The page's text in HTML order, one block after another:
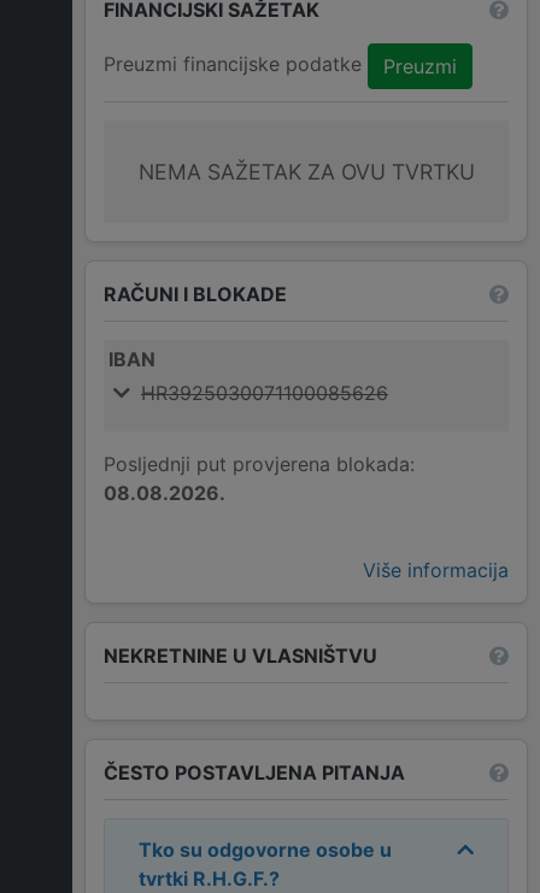
FINANCIJSKI SAŽETAK
Preuzmi financijske podatke Preuzmi
NEMA SAŽETAK ZA OVU TVRTKU
RAČUNI I BLOKADE
IBAN
HR3925030071100085626
Posljednji put provjerena blokada:
08.08.2026.
Više informacija
NEKRETNINE U VLASNIŠTVU
ČESTO POSTAVLJENA PITANJA
Tko su odgovorne osobe u
tvrtki R.H.G.F.?